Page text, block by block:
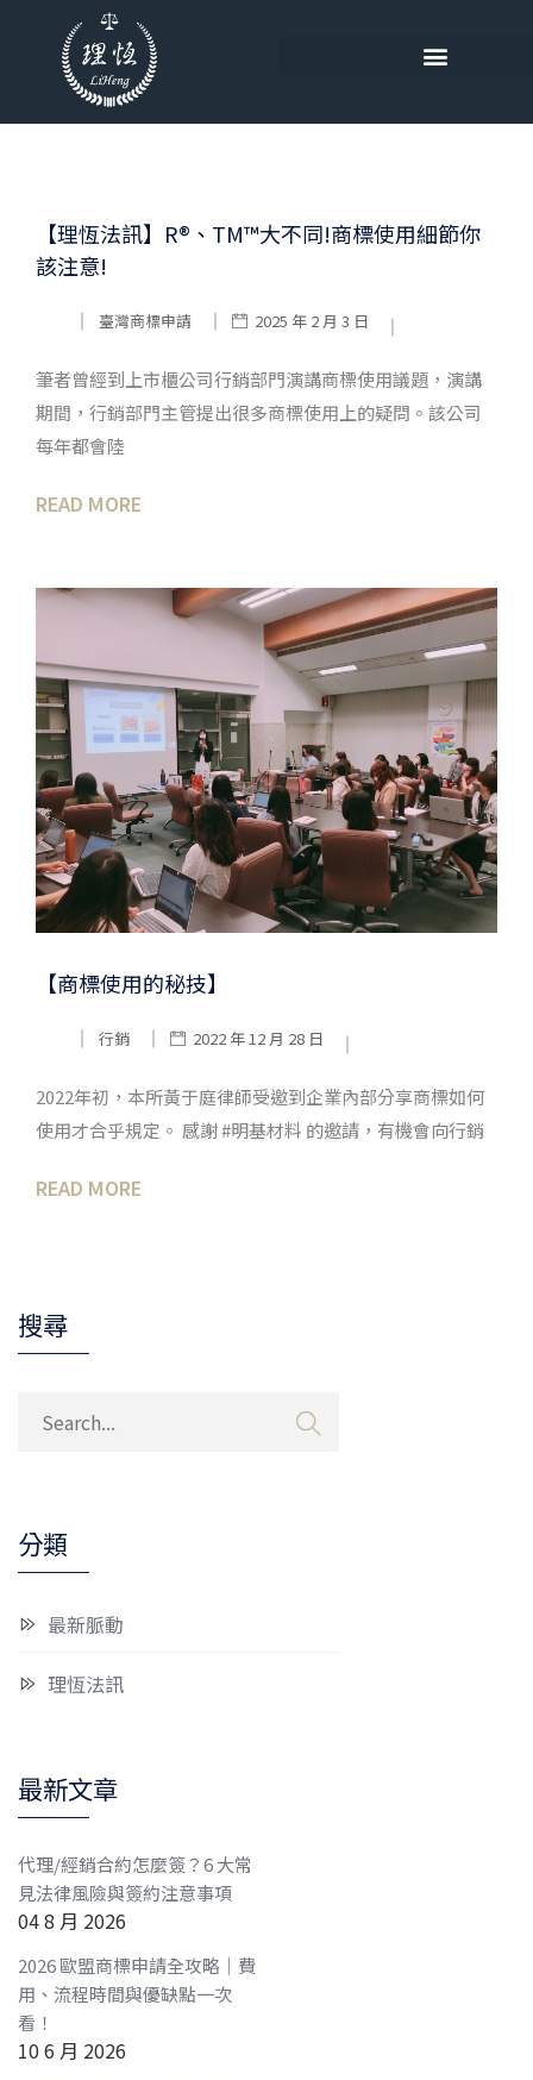
【理恆法訊】R®、TM™大不同!商標使用細節你
該注意!
臺灣商標申請 2025 年 2 月 3 日
筆者曾經到上市櫃公司行銷部門演講商標使用議題，演講
期間，行銷部門主管提出很多商標使用上的疑問。該公司
每年都會陸
READ MORE
【商標使用的秘技】
行銷 2022 年 12 月 28 日
2022年初，本所黃于庭律師受邀到企業內部分享商標如何
使用才合乎規定。 感謝 #明基材料 的邀請，有機會向行銷
READ MORE
搜尋
分類
最新脈動
理恆法訊
最新文章
代理/經銷合約怎麼簽？6 大常
見法律風險與簽約注意事項
04 8 月 2026
2026 歐盟商標申請全攻略｜費
用、流程時間與優缺點一次
看！
10 6 月 2026